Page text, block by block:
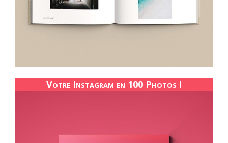
Votre Instagram en 100 Photos !